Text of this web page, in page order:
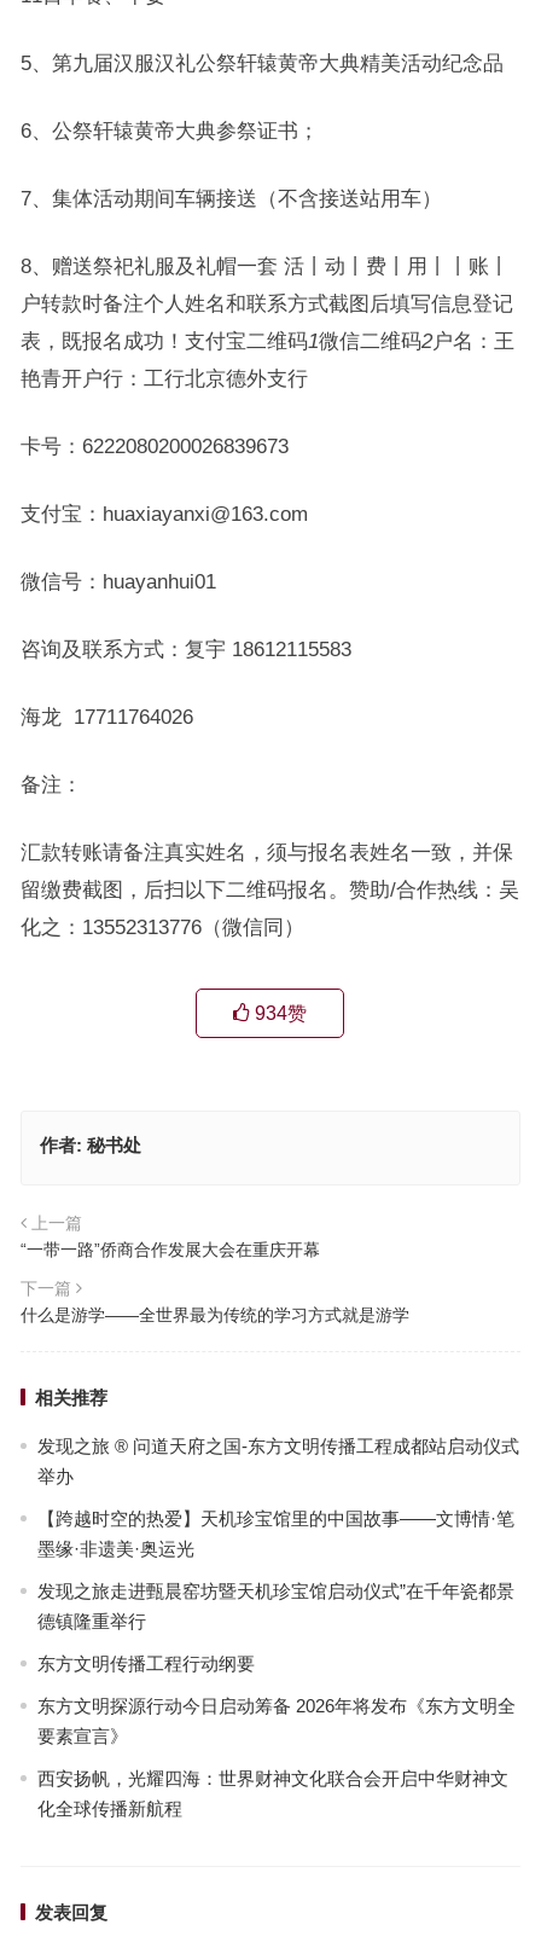
5、第九届汉服汉礼公祭轩辕黄帝大典精美活动纪念品
6、公祭轩辕黄帝大典参祭证书；
7、集体活动期间车辆接送（不含接送站用车）
8、赠送祭祀礼服及礼帽一套 活丨动丨费丨用丨丨账丨
户转款时备注个人姓名和联系方式截图后填写信息登记
表，既报名成功！ 支付宝二维码1微信二维码2户名：王
艳青开户行：工行北京德外支行
卡号：6222080200026839673
支付宝：huaxiayanxi@163.com
微信号：huayanhui01
咨询及联系方式：复宇 18612115583
海龙 17711764026
备注：
汇款转账请备注真实姓名，须与报名表姓名一致，并保
留缴费截图，后扫以下二维码报名。赞助/合作热线：吴
化之：13552313776（微信同）
934赞
作者: 秘书处
上一篇
“一带一路”侨商合作发展大会在重庆开幕
下一篇
什么是游学——全世界最为传统的学习方式就是游学
相关推荐
发现之旅 ® 问道天府之国-东方文明传播工程成都站启动仪式
举办
【跨越时空的热爱】天机珍宝馆里的中国故事——文博情·笔
墨缘·非遗美·奥运光
发现之旅走进甄晨窑坊暨天机珍宝馆启动仪式”在千年瓷都景
德镇隆重举行
东方文明传播工程行动纲要
东方文明探源行动今日启动筹备 2026年将发布《东方文明全
要素宣言》
西安扬帆，光耀四海：世界财神文化联合会开启中华财神文
化全球传播新航程
发表回复